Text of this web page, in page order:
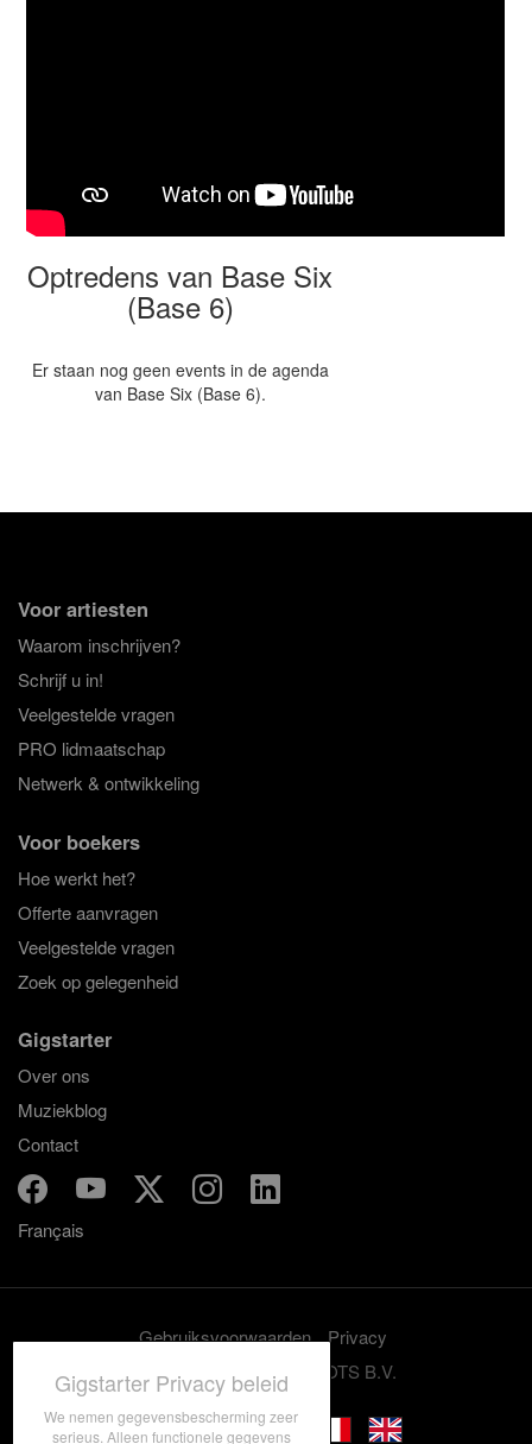
Optredens van Base Six
(Base 6)
Er staan nog geen events in de agenda
van Base Six (Base 6).
Voor artiesten
Waarom inschrijven?
Schrijf u in!
Veelgestelde vragen
PRO lidmaatschap
Netwerk & ontwikkeling
Voor boekers
Hoe werkt het?
Offerte aanvragen
Veelgestelde vragen
Zoek op gelegenheid
Gigstarter
Over ons
Muziekblog
Contact
Français
Gebruiksvoorwaarden
Privacy
© 2012-2026 GRASSROOTS B.V.
Gigstarter Privacy beleid
We nemen gegevensbescherming zeer
serieus. Alleen functionele gegevens